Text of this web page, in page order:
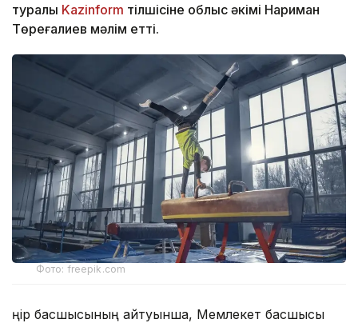
туралы Kazinform тілшісіне облыс әкімі Нариман
Төреғалиев мәлім етті.
Фото: freepik.com
Өңір басшысының айтуынша, Мемлекет басшысы